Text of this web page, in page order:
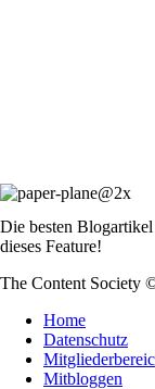
Die besten
dieses Feature!
The Content Society
Home
Datenschutz
Mitbloggen